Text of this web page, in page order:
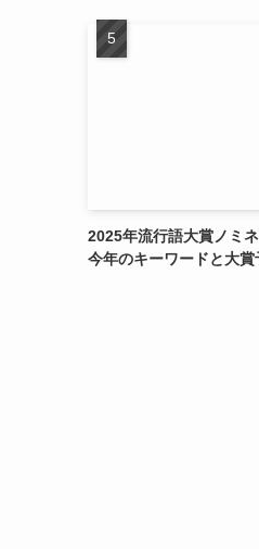
2025年流行語大賞ノミ
今年のキーワードと大賞